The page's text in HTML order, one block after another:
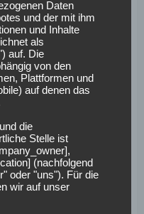
Cups 1989
in Bern.
(51 Tore).
Partien) war er noch
1986/87 gelangen ihm
„Barca“-Fans genannt
erstem Barcelona-
(2:0) am 30. August
Stürmerstars bejubeln.
Daten
und der mit ihm
und Inhalte
als
auf. Die
von den
Plattformen und
auf denen das
die
Stelle ist
(nachfolgend
oder "uns"). Für die
wir auf unser